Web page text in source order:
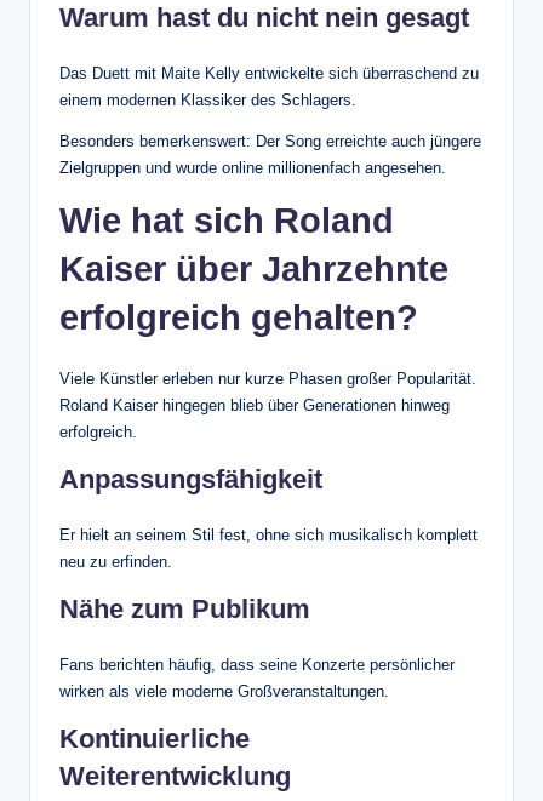
Warum hast du nicht nein gesagt
Das Duett mit Maite Kelly entwickelte sich überraschend zu
einem modernen Klassiker des Schlagers.
Besonders bemerkenswert: Der Song erreichte auch jüngere
Zielgruppen und wurde online millionenfach angesehen.
Wie hat sich Roland
Kaiser über Jahrzehnte
erfolgreich gehalten?
Viele Künstler erleben nur kurze Phasen großer Popularität.
Roland Kaiser hingegen blieb über Generationen hinweg
erfolgreich.
Anpassungsfähigkeit
Er hielt an seinem Stil fest, ohne sich musikalisch komplett
neu zu erfinden.
Nähe zum Publikum
Fans berichten häufig, dass seine Konzerte persönlicher
wirken als viele moderne Großveranstaltungen.
Kontinuierliche
Weiterentwicklung